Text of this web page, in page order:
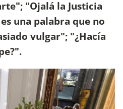
"Ojalá la Justicia
una palabra que no
vulgar"; "¿Hacía